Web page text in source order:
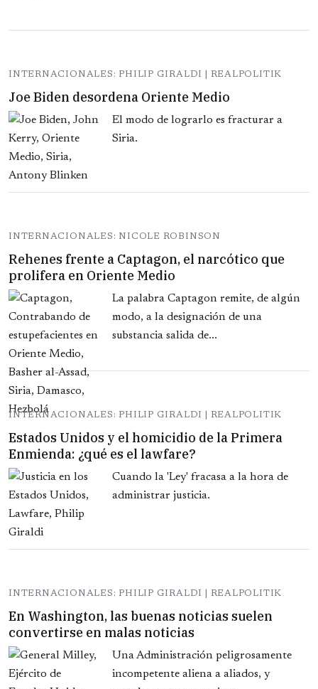
INTERNACIONALES: PHILIP GIRALDI | REALPOLITIK
Joe Biden desordena Oriente Medio
El modo de lograrlo es fracturar a
Siria.
INTERNACIONALES: NICOLE ROBINSON
Rehenes frente a Captagon, el narcótico que
prolifera en Oriente Medio
La palabra Captagon remite, de algún
modo, a la designación de una
substancia salida de...
INTERNACIONALES: PHILIP GIRALDI | REALPOLITIK
Estados Unidos y el homicidio de la Primera
Enmienda: ¿qué es el lawfare?
Cuando la 'Ley' fracasa a la hora de
administrar justicia.
INTERNACIONALES: PHILIP GIRALDI | REALPOLITIK
En Washington, las buenas noticias suelen
convertirse en malas noticias
Una Administración peligrosamente
incompetente aliena a aliados, y